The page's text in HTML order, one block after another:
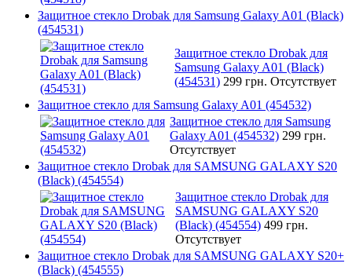
Защитное стекло Drobak для Samsung Galaxy A01 (Black)
(454531)
Защитное стекло Drobak для
Samsung Galaxy A01 (Black)
(454531) 299 грн. Отсутствует
Защитное стекло для Samsung Galaxy A01 (454532)
Защитное стекло для Samsung
Galaxy A01 (454532) 299 грн.
Отсутствует
Защитное стекло Drobak для SAMSUNG GALAXY S20
(Black) (454554)
Защитное стекло Drobak для
SAMSUNG GALAXY S20
(Black) (454554) 499 грн.
Отсутствует
Защитное стекло Drobak для SAMSUNG GALAXY S20+
(Black) (454555)